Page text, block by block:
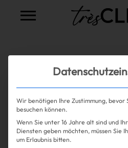
Shopping
Alle Artikel zum
Mehr lesen
Wir benötigen Ihre Zustimmung, bevor
besuchen können.
Wenn Sie unter 16 Jahre alt sind und
Diensten geben möchten, müssen Sie
um Erlaubnis bitten.